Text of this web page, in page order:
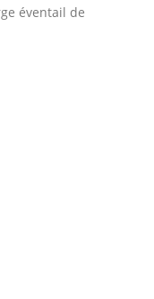
éventail de